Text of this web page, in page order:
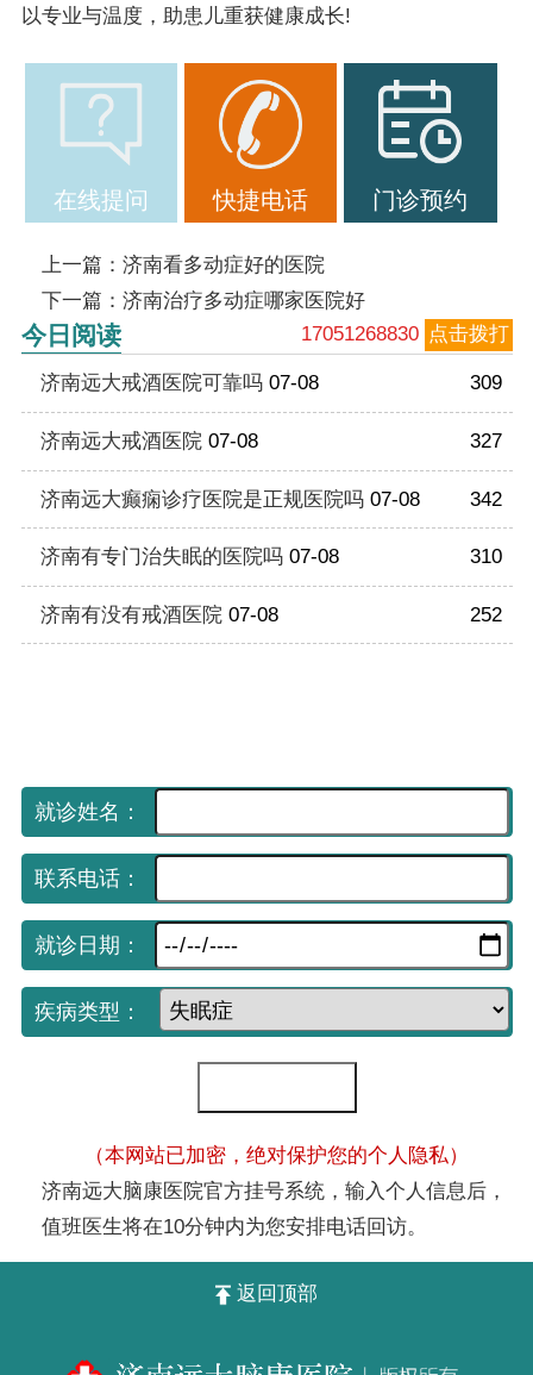
以专业与温度，助患儿重获健康成长!
在线提问 快捷电话 门诊预约
上一篇： 济南看多动症好的医院
下一篇： 济南治疗多动症哪家医院好
17051268830 点击拨打
今日阅读
309
济南远大戒酒医院可靠吗 07-08
327
济南远大戒酒医院 07-08
342
济南远大癫痫诊疗医院是正规医院吗 07-08
310
济南有专门治失眠的医院吗 07-08
252
济南有没有戒酒医院 07-08
就诊姓名：
联系电话：
就诊日期：
疾病类型：
（本网站已加密，绝对保护您的个人隐私）
济南远大脑康医院官方挂号系统，输入个人信息后，
值班医生将在10分钟内为您安排电话回访。
返回顶部